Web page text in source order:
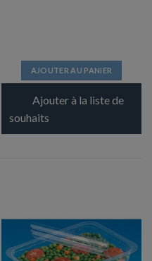
AJOUTER AU PANIER
Ajouter à la liste de
souhaits